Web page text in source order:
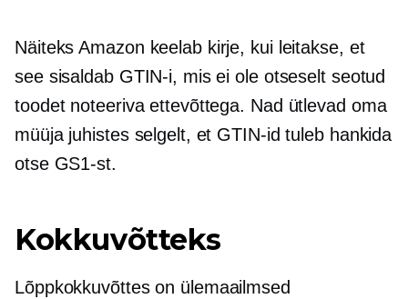
Näiteks Amazon keelab kirje, kui leitakse, et
see sisaldab GTIN-i, mis ei ole otseselt seotud
toodet noteeriva ettevõttega. Nad ütlevad oma
müüja juhistes selgelt, et GTIN-id tuleb hankida
otse GS1-st.
Kokkuvõtteks
Lõppkokkuvõttes on ülemaailmsed